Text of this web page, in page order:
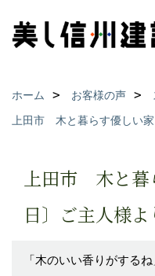
ホーム お客様の声
上田市 木と暮らす優しい
上田市 木と暮
日〕ご主人様よ
「木のいい香りがする